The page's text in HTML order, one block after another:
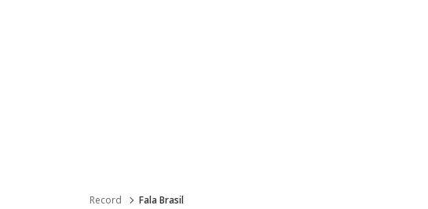
Record Fala Brasil